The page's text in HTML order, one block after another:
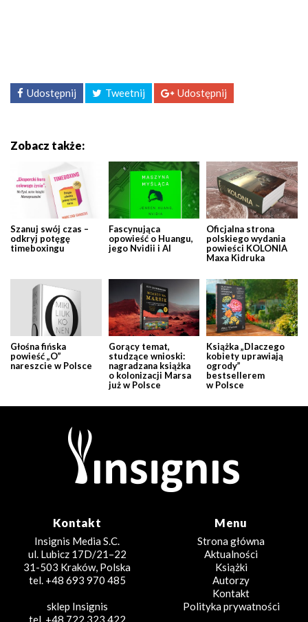
Udostępnij Tweetnij Udostępnij
Zobacz także:
Szanuj swój czas –
odkryj potęgę
timeboxingu
Fascynująca
opowieść o Huangu,
jego Nvidii i AI
Oficjalna strona
polskiego wydania
powieści KOLONIA
Maxa Kidruka
Głośna fińska
powieść „O”
nareszcie w Polsce
Gorący temat,
studzące wnioski:
nagradzana książka
o kolonizacji Marsa
już w Polsce
Książka „Dlaczego
kobiety uprawiają
ogrody”
bestsellerem
w Polsce
Kontakt
Insignis Media S.C.
ul. Lubicz 17D/21–22
31-503 Kraków, Polska
tel. +48 693 970 485
sklep Insignis
tel. +48 722 323 422
Menu
Strona główna
Aktualności
Książki
Autorzy
Kontakt
Polityka prywatności